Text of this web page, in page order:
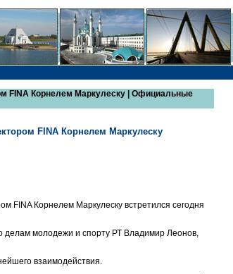
FINA Корнелем Маркулеску | Официальные
FINA Корнелем Маркулеску
Корнелем Маркулеску встретился сегодня
делам молодежи и спорту РТ Владимир Леонов,
взаимодействия.